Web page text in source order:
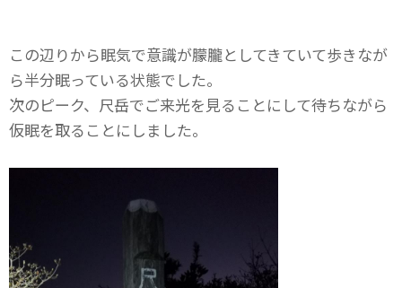
この辺りから眠気で意識が朦朧としてきていて歩きなが
ら半分眠っている状態でした。
次のピーク、尺岳でご来光を見ることにして待ちながら
仮眠を取ることにしました。